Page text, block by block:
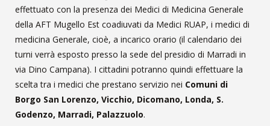
effettuato con la presenza dei Medici di Medicina Generale
della AFT Mugello Est coadiuvati da Medici RUAP, i medici di
medicina Generale, cioè, a incarico orario (il calendario dei
turni verrà esposto presso la sede del presidio di Marradi in
via Dino Campana). I cittadini potranno quindi effettuare la
scelta tra i medici che prestano servizio nei Comuni di
Borgo San Lorenzo, Vicchio, Dicomano, Londa, S.
Godenzo, Marradi, Palazzuolo.